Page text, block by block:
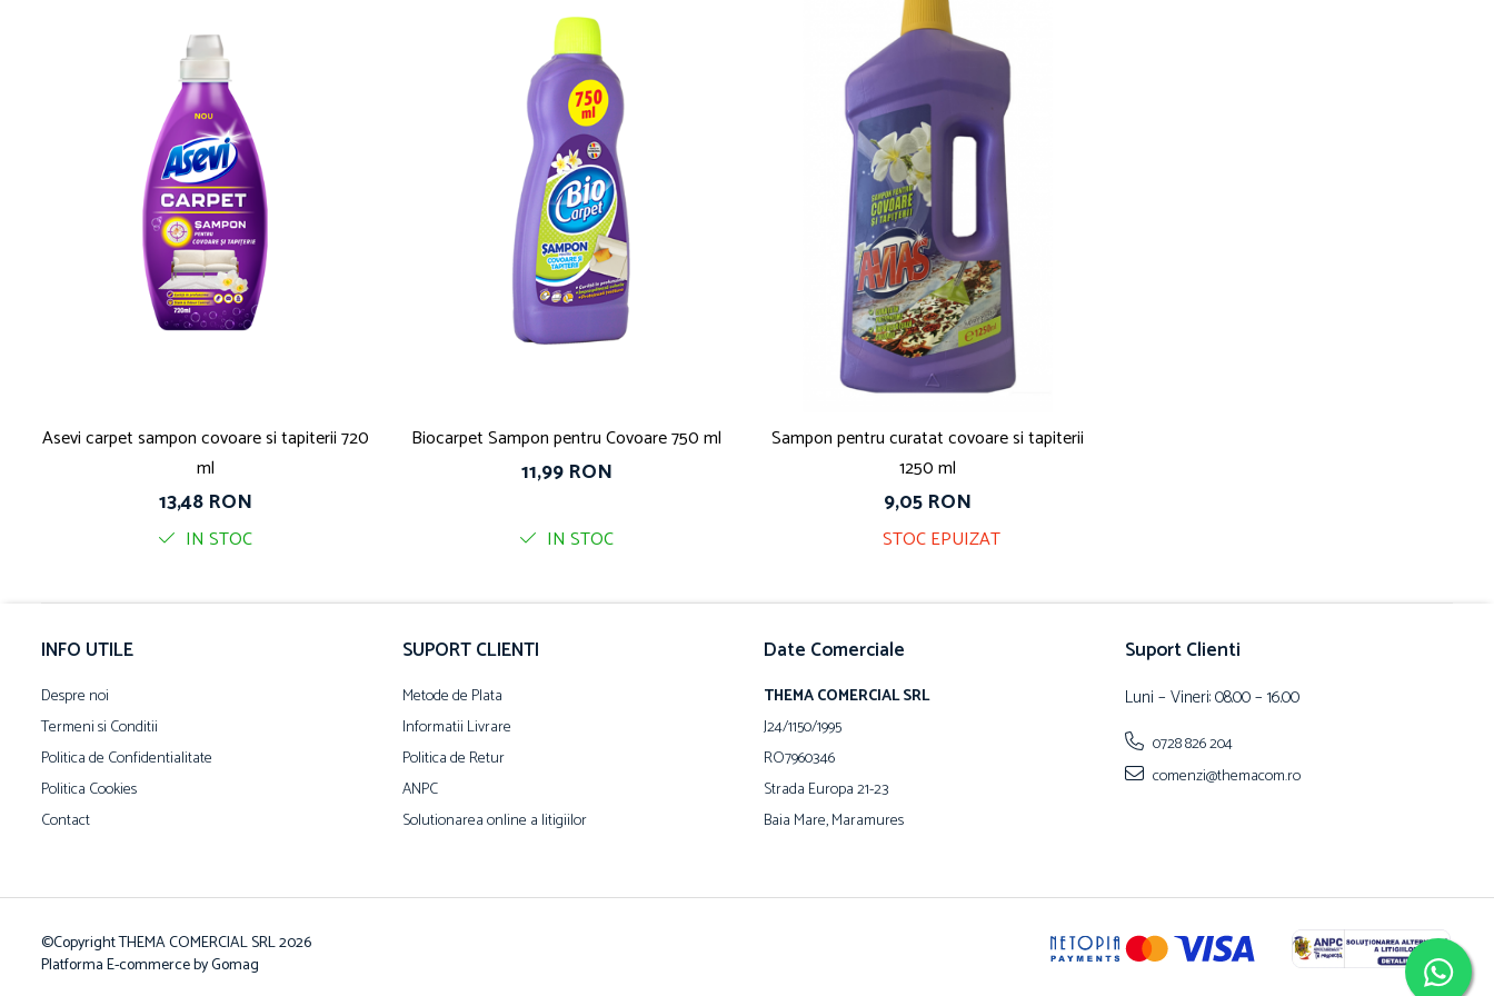
Solutii curatare bucatarie
Solutii curatat covoare
Solutii curtare universala
Solutii intretiner mobila
Asevi carpet sampon covoare si tapiterii 720
ml
13,48 RON
IN STOC
Biocarpet Sampon pentru Covoare 750 ml
11,99 RON
IN STOC
Sampon pentru curatat covoare si tapiterii
1250 ml
9,05 RON
STOC EPUIZAT
INFO UTILE
Despre noi
Termeni si Conditii
Politica de Confidentialitate
Politica Cookies
Contact
SUPORT CLIENTI
Metode de Plata
Informatii Livrare
Politica de Retur
ANPC
Solutionarea online a litigiilor
Date Comerciale
THEMA COMERCIAL SRL
J24/1150/1995
RO7960346
Strada Europa 21-23
Baia Mare, Maramures
Suport Clienti
Luni – Vineri: 08.00 – 16.00
0728 826 204
comenzi@themacom.ro
©Copyright THEMA COMERCIAL SRL 2026
Platforma E-commerce by Gomag